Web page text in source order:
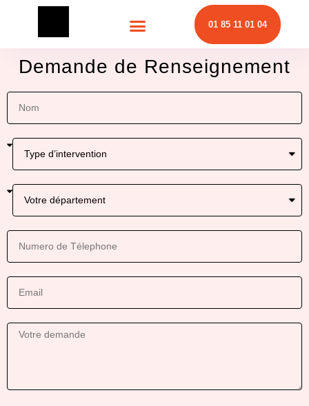
01 85 11 01 04
Demande de Renseignement